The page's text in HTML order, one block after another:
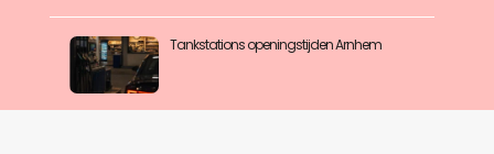
Tankstations openingstijden Arnhem